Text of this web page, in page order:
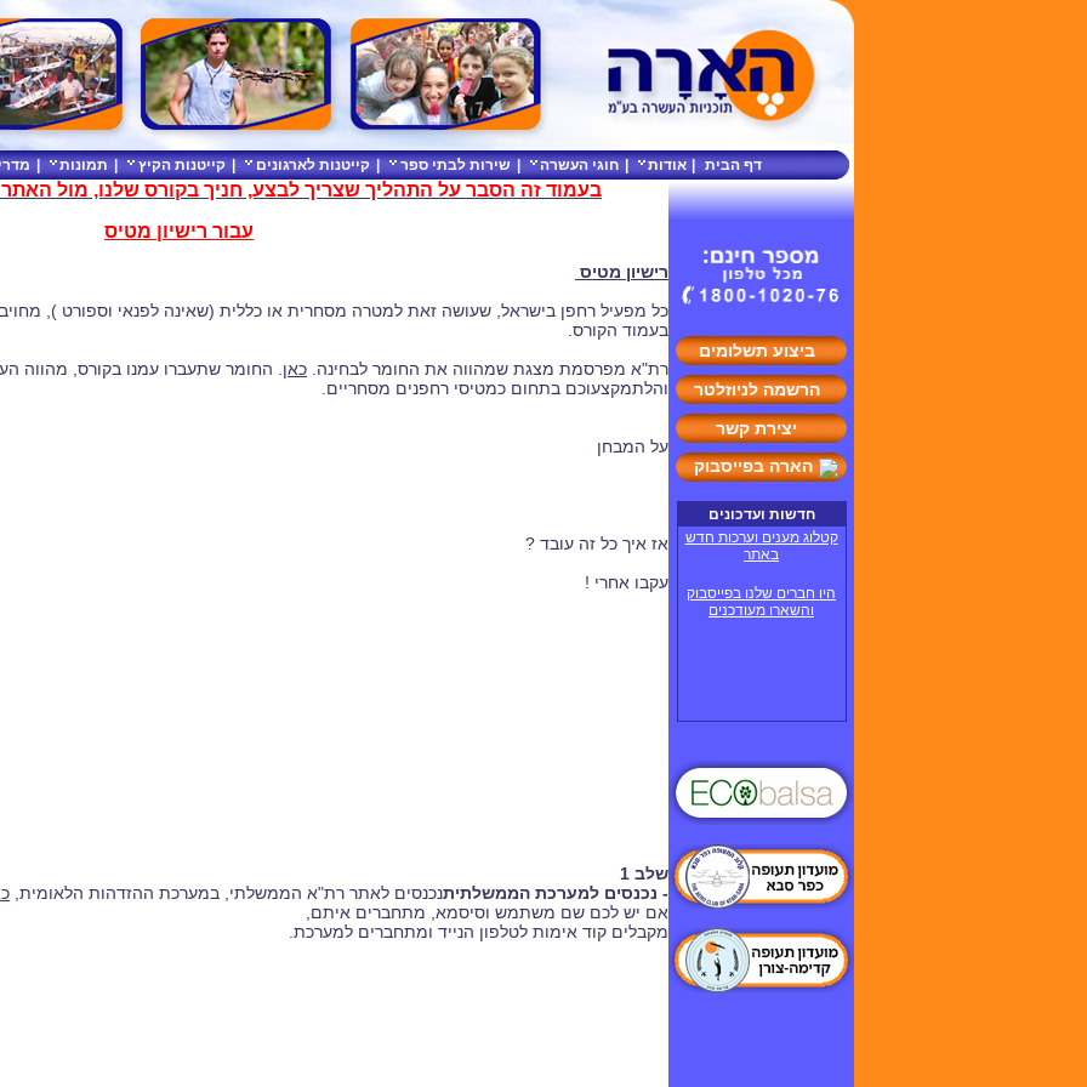
דף הבית אודות חוגי העשרה שירות לבתי ספר קייטנות לארגונים קייטנות הקיץ תמונות
ביצוע תשלומים
הרשמה לניוזלטר
יצירת קשר
הארה בפייסבוק
חדשות ועדכונים
קטלוג מענים וערכות חדש
באתר
היו חברים שלנו בפייסבוק
והשארו מעודכנים
בעמוד זה הסבר על התהליך שצריך לבצע, חניך בקורס שלנו, מול
עבור רישיון מטיס
רישיון מטיס
כל מפעיל רחפן בישראל, שעושה זאת למטרה מסחרית או כללית (שאינה לפנאי וספורט ),
בעמוד הקורס.
רת"א מפרסמת מצגת שמהווה את החומר לבחינה. כאן . החומר שתעברו עמנו בקורס, מהווה
והלתמקצעוכם בתחום כמטיסי רחפנים מסחריים.
על המבחן
אז איך כל זה עובד ?
עקבו אחרי !
שלב 1
- נכנסים למערכת הממשלתיתנכנסים לאתר רת"א הממשלתי, במערכת ההזדהות הלאומית,
אם יש לכם שם משתמש וסיסמא, מתחברים איתם,
מקבלים קוד אימות לטלפון הנייד ומתחברים למערכת.